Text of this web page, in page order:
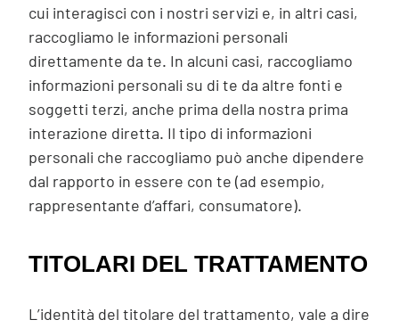
cui interagisci con i nostri servizi e, in altri casi,
raccogliamo le informazioni personali
direttamente da te. In alcuni casi, raccogliamo
informazioni personali su di te da altre fonti e
soggetti terzi, anche prima della nostra prima
interazione diretta. Il tipo di informazioni
personali che raccogliamo può anche dipendere
dal rapporto in essere con te (ad esempio,
rappresentante d’affari, consumatore).
TITOLARI DEL TRATTAMENTO
L’identità del titolare del trattamento, vale a dire